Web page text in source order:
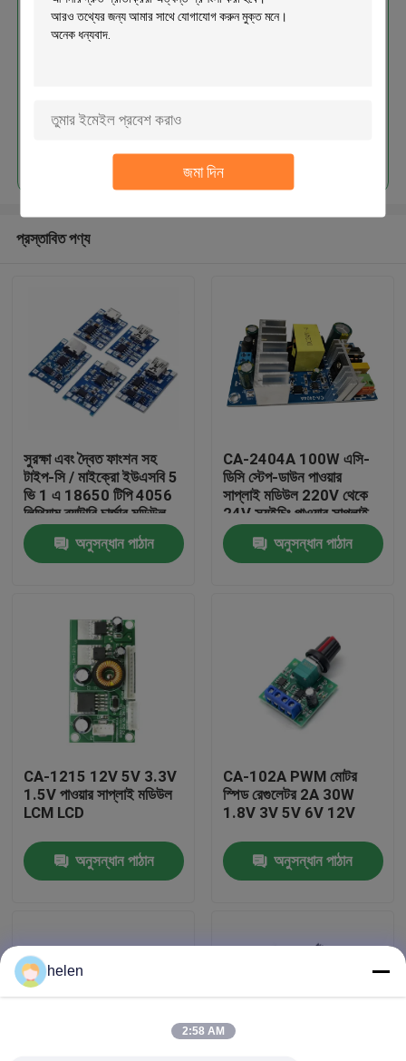
জমা দিন
আমাদের সম্পর্কে
কারখানা পরিদর্শন
আমাদের সাথে যোগাযোগ করুন
খবর
এম্প্লিফায়ার বোর্ড মডিউল
DC 200W 8A Pwm সার্কিট বোর্ড 4-
প্রস্তাবিত পণ্য
সুরক্ষা এবং দ্বৈত ফাংশন সহ
টাইপ-সি / মাইক্রো ইউএসবি 5
ভি 1 এ 18650 টিপি 4056
লিথিয়াম ব্যাটারি চার্জার মডিউল
অনুসন্ধান পাঠান
CA-2404A 100W এসি-
ডিসি স্টেপ-ডাউন পাওয়ার
সাপ্লাই মডিউল 220V থেকে
24V স্যুইচিং পাওয়ার সাপ্লাই
অনুসন্ধান পাঠান
CA-1215 12V 5V 3.3V
1.5V পাওয়ার সাপ্লাই মডিউল
LCM LCD
অনুসন্ধান পাঠান
CA-102A PWM মোটর
স্পিড রেগুলেটর 2A 30W
1.8V 3V 5V 6V 12V
অনুসন্ধান পাঠান
helen
2:58 AM